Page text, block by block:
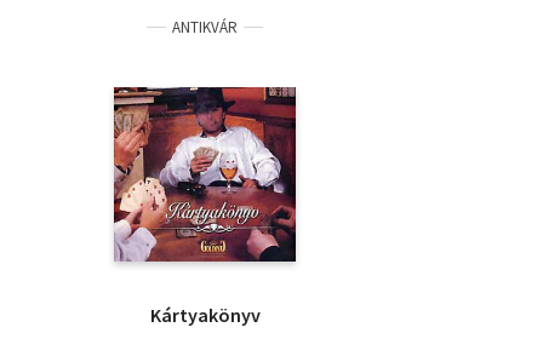
ANTIKVÁR
Kártyakönyv